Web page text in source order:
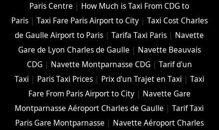
Paris Centre | How Much is Taxi From CDG to
Paris| Taxi Fare Paris Airport to City| Taxi Cost Charles
de Gaulle Airport to Paris |Tarifa Taxi Paris | Navette
Gare de Lyon Charles de Gaulle | Navette Beauvais
CDG | Navette Montparnasse CDG | Tarif d'un
Taxi | Paris Taxi Prices| Prix d'un Trajet en Taxi | Taxi
Fare From Paris Airport to City| Navette Gare
Montparnasse Aéroport Charles de Gaulle |Tarif Taxi
Paris Gare Montparnasse | Navette Aéroport Charles